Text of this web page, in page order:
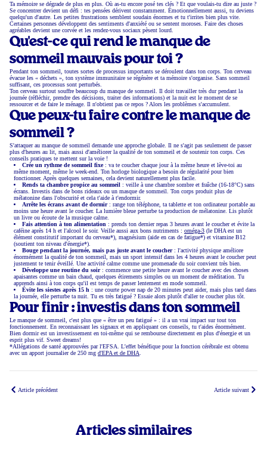
Ta mémoire se dégrade de plus en plus. Où as-tu encore posé tes clés ? Et que voulais-tu dire au juste ?
Se concentrer devient un défi : tes pensées dérivent constamment. Émotionnellement aussi, tu deviens
quelqu'un d'autre. Les petites frustrations semblent soudain énormes et tu t'irrites bien plus vite.
Certaines personnes développent des sentiments d'anxiété ou se sentent moroses. Faire des choses
agréables devient une corvée et les rendez-vous sociaux pèsent lourd.
Qu'est-ce qui rend le manque de
sommeil mauvais pour toi ?
Pendant ton sommeil, toutes sortes de processus importants se déroulent dans ton corps. Ton cerveau
évacue les « déchets », ton système immunitaire se régénère et ta mémoire s'organise. Sans sommeil
suffisant, ces processus sont perturbés.
Ton cerveau surtout souffre beaucoup du manque de sommeil. Il doit travailler très dur pendant la
journée (réfléchir, prendre des décisions, traiter des informations) et la nuit est le moment de se
ressourcer et de faire le ménage. Il n'obtient pas ce repos ? Alors les problèmes s'accumulent.
Que peux-tu faire contre le manque de
sommeil ?
S'attaquer au manque de sommeil demande une approche globale. Il ne s'agit pas seulement de passer
plus d'heures au lit, mais aussi d'améliorer la qualité de ton sommeil et de soutenir ton corps. Ces
conseils pratiques te mettent sur la voie !
Crée un rythme de sommeil fixe: va te coucher chaque jour à la même heure et lève-toi au
même moment, même le week-end. Ton horloge biologique a besoin de régularité pour bien
fonctionner. Après quelques semaines, cela devient naturellement plus facile.
Rends ta chambre propice au sommeil : veille à une chambre sombre et fraîche (16-18°C) sans
écrans. Investis dans de bons rideaux ou un masque de sommeil. Ton corps produit plus de
mélatonine dans l'obscurité et cela t'aide à t'endormir.
Arrête les écrans avant de dormir: range ton téléphone, ta tablette et ton ordinateur portable au
moins une heure avant le coucher. La lumière bleue perturbe ta production de mélatonine. Lis plutôt
un livre ou écoute de la musique calme.
Fais attention à ton alimentation : prends ton dernier repas 3 heures avant le coucher et évite la
caféine après 14 h et l'alcool le soir. Veille aussi aux bons nutriments : oméga-3 (le DHA est un
élément constitutif important du cerveau*), magnésium (aide en cas de fatigue*) et vitamine B12
(soutient ton niveau d'énergie*).
Bouge pendant la journée, mais pas juste avant le coucher: l'activité physique améliore
énormément la qualité de ton sommeil, mais un sport intensif dans les 4 heures avant le coucher peut
justement te tenir éveillé. Une activité calme comme une promenade du soir convient très bien.
Développe une routine du soir: commence une petite heure avant le coucher avec des choses
apaisantes comme un bain chaud, quelques étirements simples ou un moment de méditation. Tu
apprends ainsi à ton corps qu'il est temps de passer lentement en mode sommeil.
Évite les siestes après 15 h : une courte power nap de 20 minutes peut aider, mais plus tard dans
la journée, elle perturbe ta nuit. Tu es très fatigué ? Essaie alors plutôt d'aller te coucher plus tôt.
Pour finir : investis dans ton sommeil
Le manque de sommeil, c'est plus que « être un peu fatigué » : il a un vrai impact sur tout ton
fonctionnement. En reconnaissant les signaux et en appliquant ces conseils, tu t'aides énormément.
Bien dormir est un investissement en toi-même qui se rembourse directement en plus d'énergie et un
esprit plus vif. Sweet dreams!
*Allégations de santé approuvées par l'EFSA. L'effet bénéfique pour la fonction cérébrale est obtenu
avec un apport journalier de 250 mg d'EPA et de DHA
Article précédent Article suivant
Articles similaires